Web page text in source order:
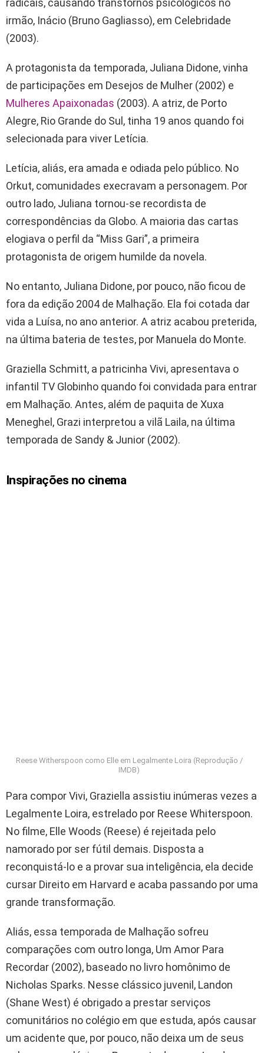
radicais, causando transtornos psicológicos no
irmão, Inácio (Bruno Gagliasso), em Celebridade
(2003).
A protagonista da temporada, Juliana Didone, vinha
de participações em Desejos de Mulher (2002) e
Mulheres Apaixonadas (2003). A atriz, de Porto
Alegre, Rio Grande do Sul, tinha 19 anos quando foi
selecionada para viver Letícia.
Letícia, aliás, era amada e odiada pelo público. No
Orkut, comunidades execravam a personagem. Por
outro lado, Juliana tornou-se recordista de
correspondências da Globo. A maioria das cartas
elogiava o perfil da “Miss Gari”, a primeira
protagonista de origem humilde da novela.
No entanto, Juliana Didone, por pouco, não ficou de
fora da edição 2004 de Malhação. Ela foi cotada dar
vida a Luísa, no ano anterior. A atriz acabou preterida,
na última bateria de testes, por Manuela do Monte.
Graziella Schmitt, a patricinha Vivi, apresentava o
infantil TV Globinho quando foi convidada para entrar
em Malhação. Antes, além de paquita de Xuxa
Meneghel, Grazi interpretou a vilã Laila, na última
temporada de Sandy & Junior (2002).
Inspirações no cinema
Reese Witherspoon como Elle em Legalmente Loira (Reprodução /
IMDB)
Para compor Vivi, Graziella assistiu inúmeras vezes a
Legalmente Loira, estrelado por Reese Whiterspoon.
No filme, Elle Woods (Reese) é rejeitada pelo
namorado por ser fútil demais. Disposta a
reconquistá-lo e a provar sua inteligência, ela decide
cursar Direito em Harvard e acaba passando por uma
grande transformação.
Aliás, essa temporada de Malhação sofreu
comparações com outro longa, Um Amor Para
Recordar (2002), baseado no livro homônimo de
Nicholas Sparks. Nesse clássico juvenil, Landon
(Shane West) é obrigado a prestar serviços
comunitários no colégio em que estuda, após causar
um acidente que, por pouco, não deixa um de seus